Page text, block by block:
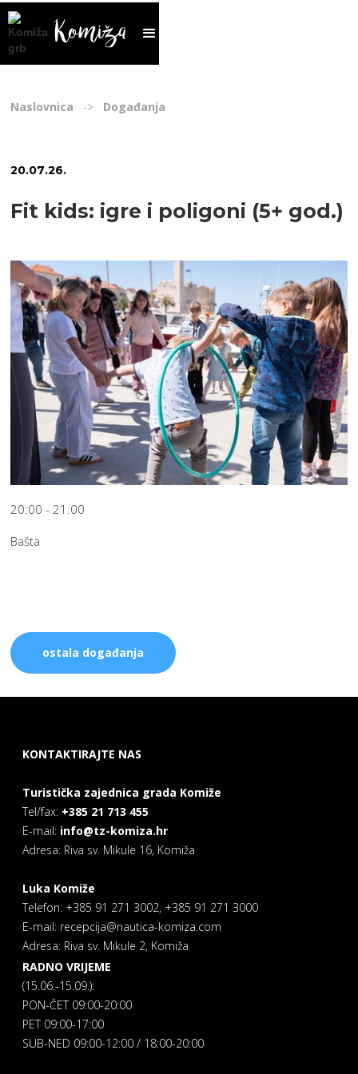
Naslovnica -> Događanja
20.07.26.
Fit kids: igre i poligoni (5+ god.)
20:00 - 21:00
Bašta
ostala događanja
KONTAKTIRAJTE NAS
Turistička zajednica grada Komiže
Tel/fax: +385 21 713 455
E-mail: info@tz-komiza.hr
Adresa: Riva sv. Mikule 16, Komiža
Luka Komiže
Telefon: +385 91 271 3002, +385 91 271 3000
E-mail: recepcija@nautica-komiza.com
Adresa: Riva sv. Mikule 2, Komiža
RADNO VRIJEME
(15.06.-15.09.):
PON-ČET 09:00-20:00
PET 09:00-17:00
SUB-NED 09:00-12:00 / 18:00-20:00